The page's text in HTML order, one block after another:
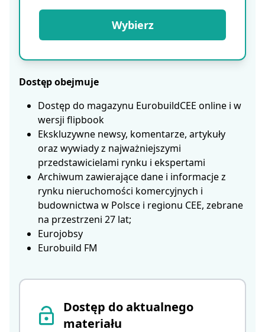
Dostęp do aktualnego
materiału
Wybierz
Dostęp obejmuje
Dostęp do magazynu EurobuildCEE online i w
wersji flipbook
Ekskluzywne newsy, komentarze, artykuły
oraz wywiady z najważniejszymi
przedstawicielami rynku i ekspertami
Archiwum zawierające dane i informacje z
rynku nieruchomości komercyjnych i
budownictwa w Polsce i regionu CEE, zebrane
na przestrzeni 27 lat;
Eurojobsy
Eurobuild FM